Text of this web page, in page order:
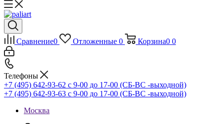
Сравнение0 Отложенные 0 Корзина0 0
Телефоны
+7 (495) 642-93-62 c 9-00 до 17-00 (СБ-ВС -выходной)
+7 (495) 642-93-63 c 9-00 до 17-00 (СБ-ВС -выходной)
Москва